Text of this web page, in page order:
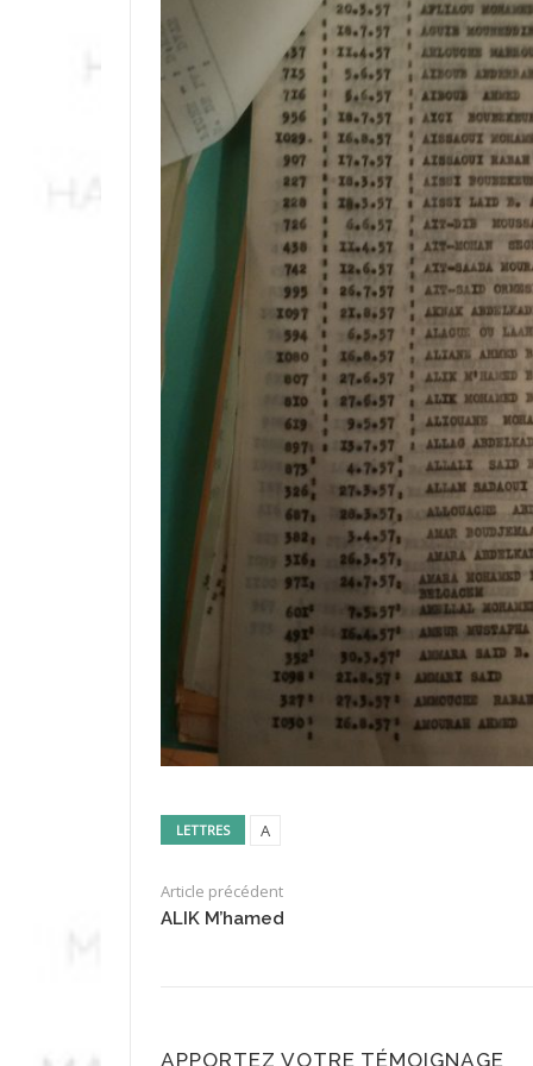
LETTRES A
Article précédent
ALIK M’hamed
APPORTEZ VOTRE TÉMOIGNAGE